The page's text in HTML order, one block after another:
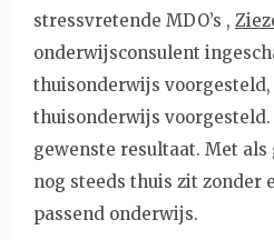
stressvretende MDO’s ,
onderwijsconsulent
thuisonderwijs voorgesteld,
thuisonderwijs
gewenste resultaat. Met
nog steeds thuis zit zonder
passend onderwijs.